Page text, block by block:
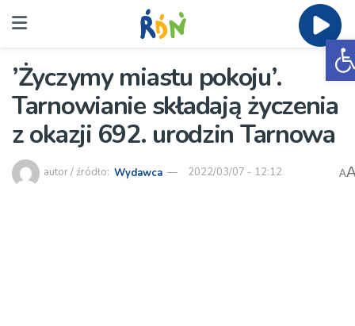
’Życzymy miastu pokoju’.
Tarnowianie składają życzenia
z okazji 692. urodzin Tarnowa
autor / źródło: Wydawca 2022/03/07 - 12:12 A